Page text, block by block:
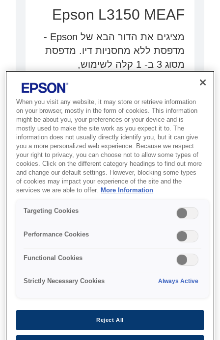
Epson L3150 MEAF
מציגים את הדור הבא של Epson -
מדפסת ללא מחסניות דיו. מדפסת
מסוג 3 ב- 1 קלה לשימוש,
מדפסת מסוג 3 ב-1 עם Wi-Fi Direct
דיו המספיק לשלוש שנים
עלויות הדפסה אולטרה נמוכות
דיו בכמות המספיקה עד לשלוש
שנים
When you visit any website, it may store or retrieve information
on your browser, mostly in the form of cookies. This information
might be about you, your preferences or your device and is
mostly used to make the site work as you expect it to. The
information does not usually directly identify you, but it can give
you a more personalized web experience. Because we respect
your right to privacy, you can choose not to allow some types of
cookies. Click on the different category headings to find out more
and change our default settings. However, blocking some types
of cookies may impact your experience of the site and the
services we are able to offer.
More Information
Targeting Cookies
Performance Cookies
Functional Cookies
Strictly Necessary Cookies Always Active
Reject All